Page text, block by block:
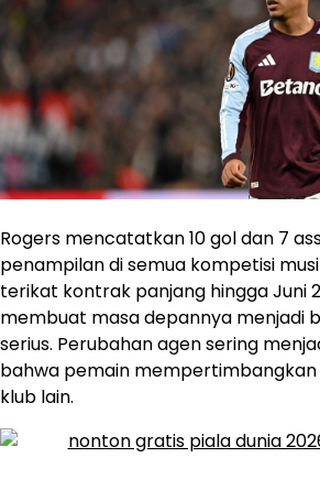
Rogers mencatatkan 10 gol dan 7
penampilan di semua kompetisi
terikat kontrak panjang hingga Juni
membuat masa depannya menjadi
serius. Perubahan agen sering
bahwa pemain mempertimbangkan
klub lain.